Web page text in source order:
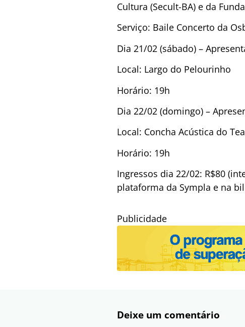
Cultura (Secult-BA) e da
Serviço: Baile Concerto da
Dia 21/02 (sábado) –
Local: Largo do Pelourinho
Horário: 19h
Dia 22/02 (domingo) –
Local: Concha Acústica do
Horário: 19h
Ingressos dia 22/02: R$80
plataforma da Sympla e na
Publicidade
Deixe um comentário